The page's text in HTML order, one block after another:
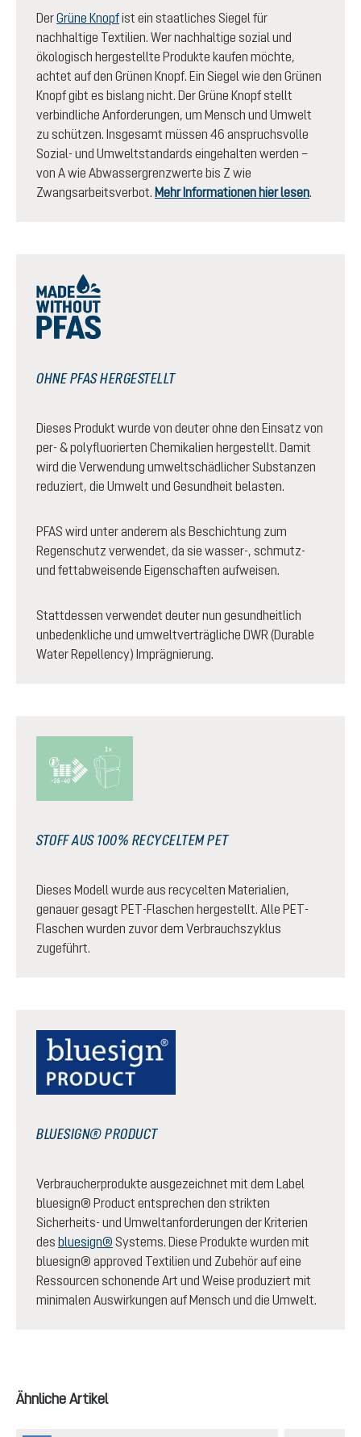
DerGrüne Knopfist ein staatliches Siegel für
nachhaltige Textilien. Wer nachhaltige sozial und
ökologisch hergestellte Produkte kaufen möchte,
achtet auf den Grünen Knopf. Ein Siegel wie den Grünen
Knopf gibt es bislang nicht. Der Grüne Knopf stellt
verbindliche Anforderungen, um Mensch und Umwelt
zu schützen. Insgesamt müssen 46 anspruchsvolle
Sozial- und Umweltstandards eingehalten werden –
von A wie Abwassergrenzwerte bis Z wie
Zwangsarbeitsverbot. Mehr Informationen hier lesen.
OHNE PFAS HERGESTELLT
Dieses Produkt wurde von deuter ohne den Einsatz von
per- & polyfluorierten Chemikalien hergestellt. Damit
wird die Verwendung umweltschädlicher Substanzen
reduziert, die Umwelt und Gesundheit belasten.
PFAS wird unter anderem als Beschichtung zum
Regenschutz verwendet, da sie wasser-, schmutz-
und fettabweisende Eigenschaften aufweisen.
Stattdessen verwendet deuter nun gesundheitlich
unbedenkliche und umweltverträgliche DWR (Durable
Water Repellency) Imprägnierung.
STOFF AUS 100% RECYCELTEM PET
Dieses Modell wurde aus recycelten Materialien,
genauer gesagt PET-Flaschen hergestellt. Alle PET-
Flaschen wurden zuvor dem Verbrauchszyklus
zugeführt.
BLUESIGN® PRODUCT
Verbraucherprodukte ausgezeichnet mit dem Label
bluesign® Product entsprechen den strikten
Sicherheits- und Umweltanforderungen der Kriterien
des bluesign® Systems. Diese Produkte wurden mit
bluesign® approved Textilien und Zubehör auf eine
Ressourcen schonende Art und Weise produziert mit
minimalen Auswirkungen auf Mensch und die Umwelt.
Produktgalerie überspringen
Ähnliche Artikel